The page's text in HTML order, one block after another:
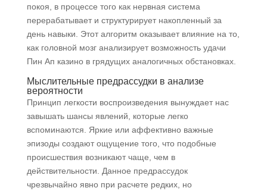
покоя, в процессе того как нервная система
перерабатывает и структурирует накопленный за
день навыки. Этот алгоритм оказывает влияние на то,
как головной мозг анализирует возможность удачи
Пин Ап казино в грядущих аналогичных обстановках.
Мыслительные предрассудки в анализе
вероятности
Принцип легкости воспроизведения вынуждает нас
завышать шансы явлений, которые легко
вспоминаются. Яркие или аффективно важные
эпизоды создают ощущение того, что подобные
происшествия возникают чаще, чем в
действительности. Данное предрассудок
чрезвычайно явно при расчете редких, но